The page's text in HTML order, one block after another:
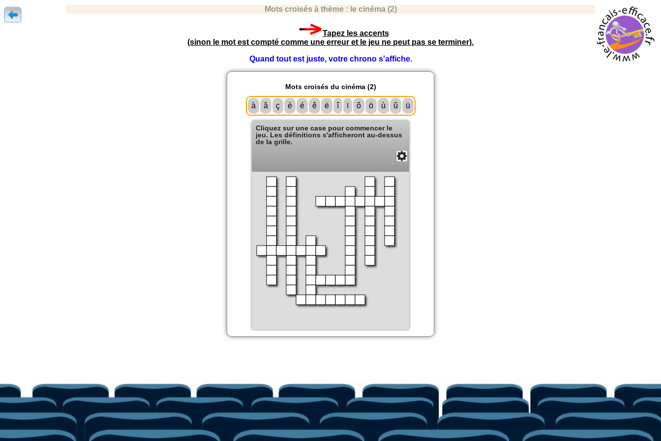
Mots croisés à thème : le cinéma (2)
Tapez les accents
(sinon le mot est compté comme une erreur et le jeu ne peut pas se terminer).
Quand tout est juste, votre chrono s'affiche.
Mots croisés du cinéma (2)
à â ç è é ê ë î ï ô ö ù û ü
Cliquez sur une case pour commencer le
jeu. Les définitions s'afficheront au-dessus
de la grille.
Solution
Fermer